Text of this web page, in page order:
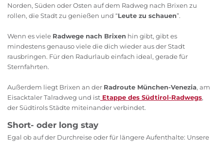
Norden, Süden oder Osten auf dem Radweg nach Brixen zu
rollen, die Stadt zu genießen und “Leute zu schauen”.
Wenn es viele Radwege nach Brixen hin gibt, gibt es
mindestens genauso viele die dich wieder aus der Stadt
rausbringen. Für den Radurlaub einfach ideal, gerade für
Sternfahrten.
Außerdem liegt Brixen an der Radroute München-Venezia, am
Eisacktaler Talradweg und ist Etappe des Südtirol-Radwegs,
der Südtirols Städte miteinander verbindet.
Short- oder long stay
Egal ob auf der Durchreise oder für längere Aufenthalte: Unsere